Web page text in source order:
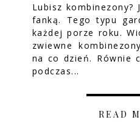
Lubisz kombinezony?
fanką. Tego typu
każdej porze roku.
zwiewne
na co dzień. Równie
podczas...
READ